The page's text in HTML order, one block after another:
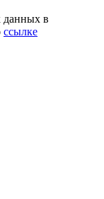
данных в
ссылке